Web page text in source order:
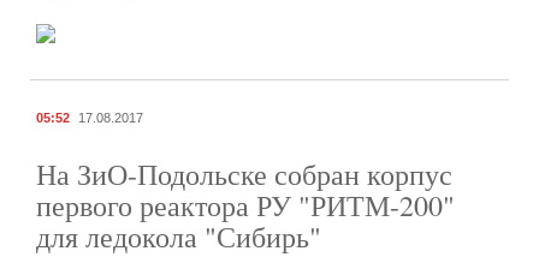
05:52 17.08.2017
На ЗиО-Подольске собран корпус
первого реактора РУ "РИТМ-200"
для ледокола "Сибирь"